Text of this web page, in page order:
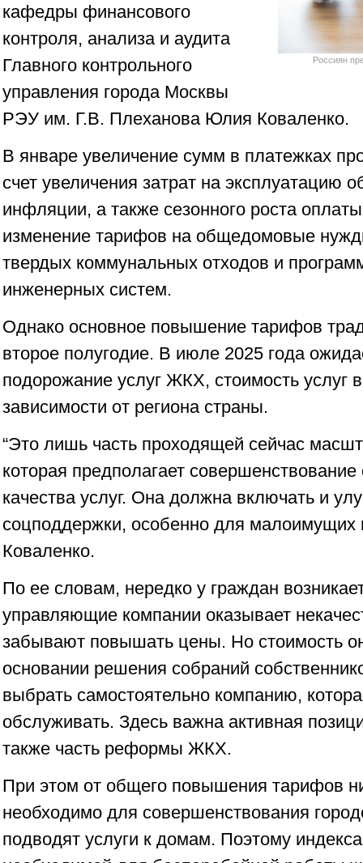
Россиян
кафедры финансового
контроля, анализа и аудита
Главного контрольного
управления города Москвы
РЭУ им. Г.В. Плеханова Юлия Коваленко.
В январе увеличение сумм в платежках
счет увеличения затрат на эксплуатацию
инфляции, а также сезонного роста
изменение тарифов на общедомовые
твердых коммунальных отходов и
инженерных систем.
Однако основное повышение тарифов
второе полугодие. В июле 2025 года
подорожание услуг ЖКХ, стоимость услуг
зависимости от региона страны.
“Это лишь часть проходящей сейчас
которая предполагает
качества услуг. Она должна включать и
соцподдержки, особенно для малоимущих
Коваленко.
По ее словам, нередко у граждан
управляющие компании оказывает
забывают повышать цены. Но стоимость
основании решения собраний
выбрать самостоятельно компанию,
обслуживать. Здесь важна активная
также часть реформы ЖКХ.
При этом от общего повышения тарифов
необходимо для совершенствования
подводят услуги к домам. Поэтому